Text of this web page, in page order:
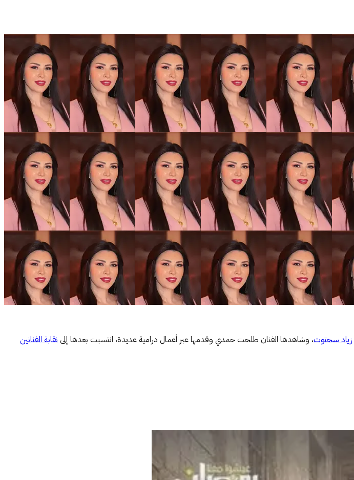
زياد سحتوت، وشاهدها الفنان طلحت حمدي وقدمها عبر أعمال درامية عديدة، انتسبت بعدها إلىنقابة الفنانين